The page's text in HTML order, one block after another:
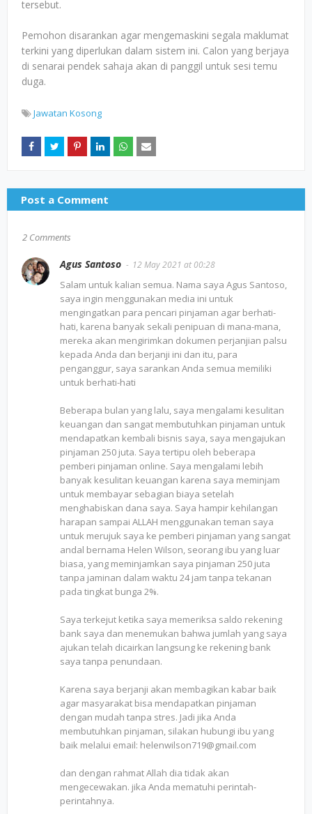
tersebut.
Pemohon disarankan agar mengemaskini segala maklumat
terkini yang diperlukan dalam sistem ini. Calon yang berjaya
di senarai pendek sahaja akan di panggil untuk sesi temu
duga.
Jawatan Kosong
Post a Comment
2 Comments
Agus Santoso 12 May 2021 at 00:28
Salam untuk kalian semua. Nama saya Agus Santoso,
saya ingin menggunakan media ini untuk
mengingatkan para pencari pinjaman agar berhati-
hati, karena banyak sekali penipuan di mana-mana,
mereka akan mengirimkan dokumen perjanjian palsu
kepada Anda dan berjanji ini dan itu, para
penganggur, saya sarankan Anda semua memiliki
untuk berhati-hati
Beberapa bulan yang lalu, saya mengalami kesulitan
keuangan dan sangat membutuhkan pinjaman untuk
mendapatkan kembali bisnis saya, saya mengajukan
pinjaman 250 juta. Saya tertipu oleh beberapa
pemberi pinjaman online. Saya mengalami lebih
banyak kesulitan keuangan karena saya meminjam
untuk membayar sebagian biaya setelah
menghabiskan dana saya. Saya hampir kehilangan
harapan sampai ALLAH menggunakan teman saya
untuk merujuk saya ke pemberi pinjaman yang sangat
andal bernama Helen Wilson, seorang ibu yang luar
biasa, yang meminjamkan saya pinjaman 250 juta
tanpa jaminan dalam waktu 24 jam tanpa tekanan
pada tingkat bunga 2%.
Saya terkejut ketika saya memeriksa saldo rekening
bank saya dan menemukan bahwa jumlah yang saya
ajukan telah dicairkan langsung ke rekening bank
saya tanpa penundaan.
Karena saya berjanji akan membagikan kabar baik
agar masyarakat bisa mendapatkan pinjaman
dengan mudah tanpa stres. Jadi jika Anda
membutuhkan pinjaman, silakan hubungi ibu yang
baik melalui email: helenwilson719@gmail.com
dan dengan rahmat Allah dia tidak akan
mengecewakan. jika Anda mematuhi perintah-
perintahnya.